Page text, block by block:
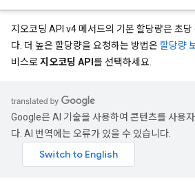
지오코딩 API v4 메서드의 기본 할당량은 초
다. 더 높은 할당량을 요청하는 방법은할당량
비스로지오코딩 API 를 선택하세요.
Google은 AI 기술을 사용하여 콘텐츠를 사용
다. AI 번역에는 오류가 있을 수 있습니다.